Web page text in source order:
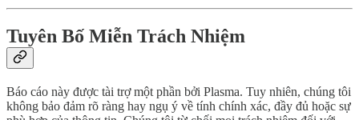
Tuyên Bố Miễn Trách Nhiệm
Báo cáo này được tài trợ một phần bởi Plasma. Tuy nhiên, chúng tôi
không bảo đảm rõ ràng hay ngụ ý về tính chính xác, đầy đủ hoặc sự